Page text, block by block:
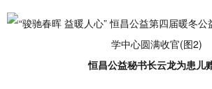
恒昌公益秘书长云龙为患儿